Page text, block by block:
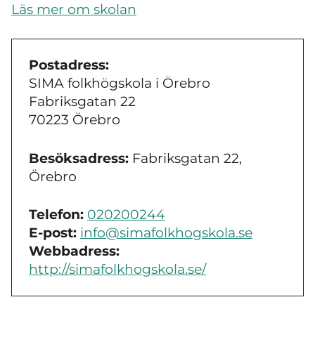
Läs mer om skolan
Postadress:
SIMA folkhögskola i Örebro
Fabriksgatan 22
70223 Örebro
Besöksadress: Fabriksgatan 22,
Örebro
Telefon: 020200244
E-post: info@simafolkhogskola.se
Webbadress:
http://simafolkhogskola.se/